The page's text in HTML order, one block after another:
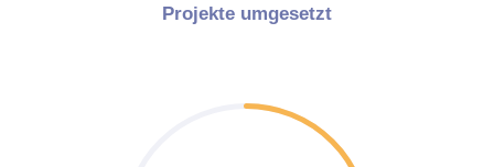
Projekte umgesetzt